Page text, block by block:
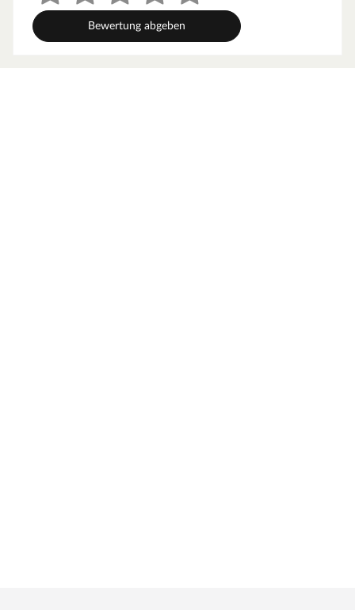
mit praktischer Notentriegelungsfunktion.
OberflächeBewertung abgeben